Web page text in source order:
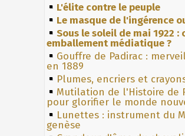
L'élite contre le peuple
Le masque de l'ingérence
Sous le soleil de mai 1922
emballement médiatique ?
Gouffre de Padirac :
en 1889
Plumes, encriers et
Mutilation de l'Histoire de
pour glorifier le monde
Lunettes : instrument du
genèse